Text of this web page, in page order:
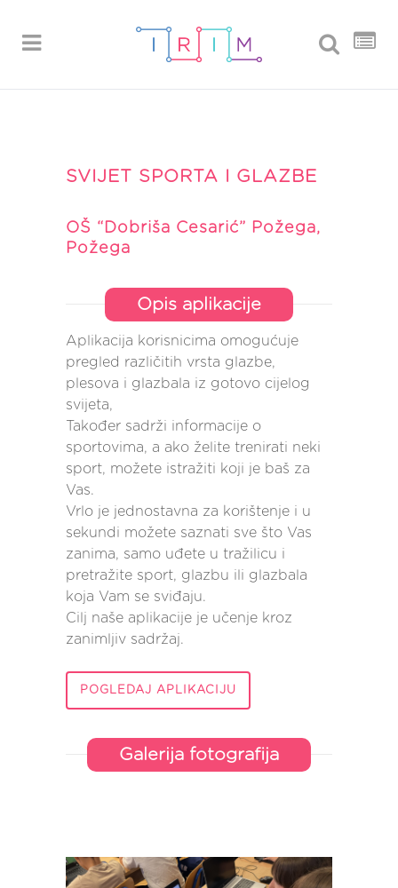
SVIJET SPORTA I GLAZBE
OŠ “Dobriša Cesarić” Požega,
Požega
Opis aplikacije
Aplikacija korisnicima omogućuje
pregled različitih vrsta glazbe,
plesova i glazbala iz gotovo cijelog
svijeta,
Također sadrži informacije o
sportovima, a ako želite trenirati neki
sport, možete istražiti koji je baš za
Vas.
Vrlo je jednostavna za korištenje i u
sekundi možete saznati sve što Vas
zanima, samo uđete u tražilicu i
pretražite sport, glazbu ili glazbala
koja Vam se sviđaju.
Cilj naše aplikacije je učenje kroz
zanimljiv sadržaj.
POGLEDAJ APLIKACIJU
Galerija fotografija